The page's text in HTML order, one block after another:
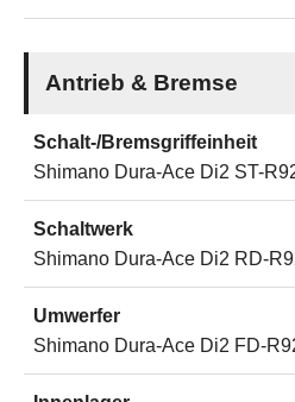
Antrieb & Bremse
Schalt-/Bremsgriffeinheit
Shimano Dura-Ace Di2 ST-
Schaltwerk
Shimano Dura-Ace Di2 RD-
Umwerfer
Shimano Dura-Ace Di2 FD-